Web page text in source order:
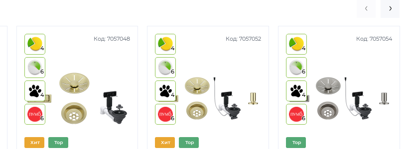
Код:7057048
4
6
4
6
Хит Top
Код:7057052
4
6
4
6
Хит Top
Код: 7057054
4
6
4
6
Top